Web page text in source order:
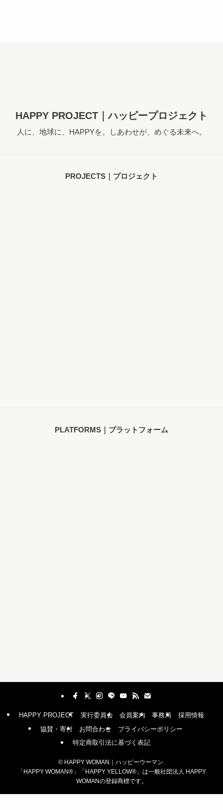
HAPPY PROJECT｜ハッピープロジェクト
人に、地球に、HAPPYを。しあわせが、めぐる未来へ。
PROJECTS｜プロジェクト
PLATFORMS｜プラットフォーム
HAPPY PROJECT 実行委員会 会員案内 事務局
採用情報
協賛・寄付
お問合わせ
プライバシーポリシー
特定商取引法に基づく表記
© HAPPY WOMAN｜ハッピーウーマン.
「HAPPY WOMAN®︎」「HAPPY YELLOW®︎」は一般社団法人 HAPPY
WOMANの登録商標です。